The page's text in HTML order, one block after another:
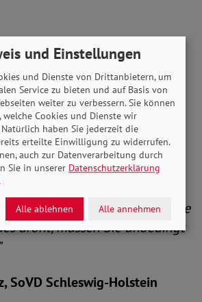
mit dem vorzeitigen Ende
droht, müssen Sie unbedingt
SoVD Schleswig-Holstein
und Einstellungen
und Dienste von Drittanbietern, um
Service zu bieten und auf Basis von
weiter zu verbessern. Sie können
welche Cookies und Dienste wir
haben Sie jederzeit die
erteilte Einwilligung zu widerrufen.
auch zur Datenverarbeitung durch
Sie in unserer Datenschutzerklärung
Alle ablehnen Alle annehmen